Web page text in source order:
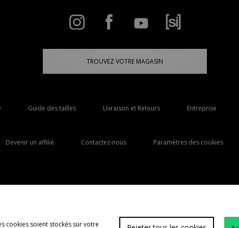
TROUVEZ VOTRE MAGASIN
Guide des tailles Livraison et Retours Entreprise
Devenir un affilié Contactez-nous Paramètres des cookies
cookies soient stockés sur votre